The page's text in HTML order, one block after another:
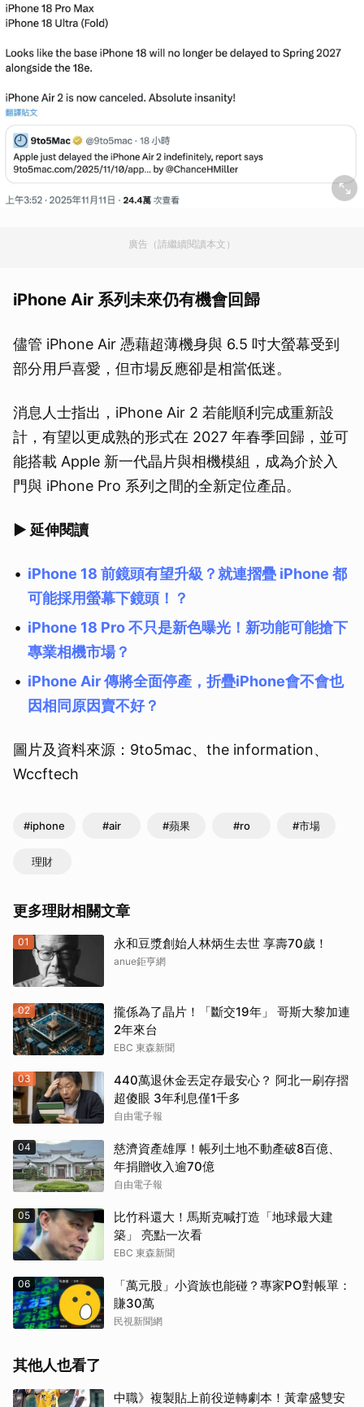
廣告（請繼續閱讀本文）
iPhone Air 系列未來仍有機會回歸
儘管 iPhone Air 憑藉超薄機身與 6.5 吋大螢幕受到
部分用戶喜愛，但市場反應卻是相當低迷。
消息人士指出，iPhone Air 2 若能順利完成重新設
計，有望以更成熟的形式在 2027 年春季回歸，並可
能搭載 Apple 新一代晶片與相機模組，成為介於入
門與 iPhone Pro 系列之間的全新定位產品。
▶ 延伸閱讀
iPhone 18 前鏡頭有望升級？就連摺疊 iPhone 都
可能採用螢幕下鏡頭！？
iPhone 18 Pro 不只是新色曝光！新功能可能搶下
專業相機市場？
iPhone Air 傳將全面停產，折疊iPhone會不會也
因相同原因賣不好？
圖片及資料來源：9to5mac、the information、
Wccftech
#iphone #air #蘋果 #ro #市場
理財
更多理財相關文章
01 永和豆漿創始人林炳生去世 享壽70歲！
anue鉅亨網
02
攏係為了晶片！「斷交19年」 哥斯大黎加連
2年來台
EBC 東森新聞
03
440萬退休金丟定存最安心？ 阿北一刷存摺
超傻眼 3年利息僅1千多
自由電子報
04
慈濟資產雄厚！帳列土地不動產破8百億、
年捐贈收入逾70億
自由電子報
05
比竹科還大！馬斯克喊打造「地球最大建
築」 亮點一次看
EBC 東森新聞
06
「萬元股」小資族也能碰？專家PO對帳單：
賺30萬
民視新聞網
其他人也看了
中職》複製貼上前役逆轉劇本！黃韋盛雙安